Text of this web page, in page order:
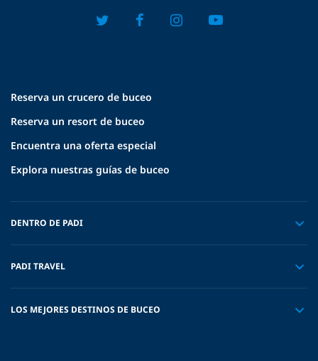
Reserva un crucero de buceo
Reserva un resort de buceo
Encuentra una oferta especial
Explora nuestras guías de buceo
DENTRO DE PADI
PADI TRAVEL
LOS MEJORES DESTINOS DE BUCEO